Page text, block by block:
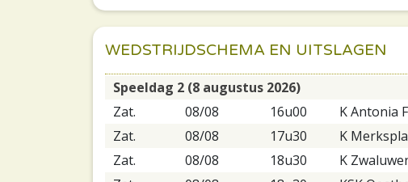
WEDSTRIJDSCHEMA EN UITSLAGEN
Speeldag 2 (8 augustus 2026)
Zat.
08/08 16u00 K Antonia
Zat.
08/08 17u30 K
Zat.
08/08 18u30 K